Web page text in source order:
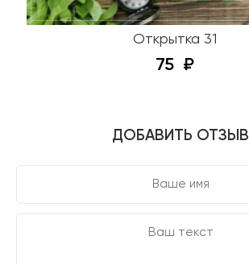
Открытка 31
75
ДОБАВИТЬ ОТЗЫВ